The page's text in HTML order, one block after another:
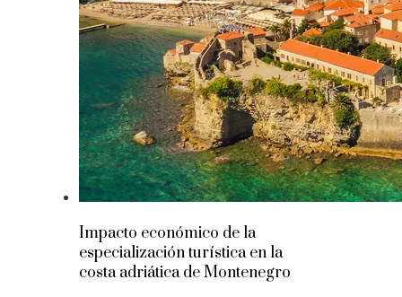
Impacto económico de la
especialización turística en la
costa adriática de Montenegro